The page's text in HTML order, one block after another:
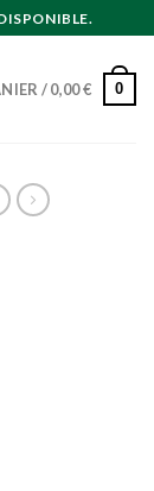
/0,00€ 0